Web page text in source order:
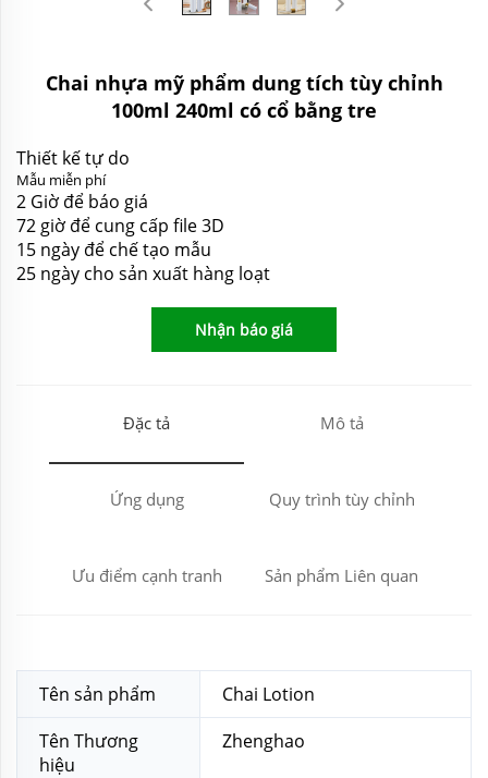
Chai nhựa mỹ phẩm dung tích tùy chỉnh
100ml 240ml có cổ bằng tre
Thiết kế tự do
Mẫu miễn phí
2 Giờ để báo giá
72 giờ để cung cấp file 3D
15 ngày để chế tạo mẫu
25 ngày cho sản xuất hàng loạt
Nhận báo giá
Đặc tả Mô tả
Ứng dụng Quy trình tùy chỉnh
Ưu điểm cạnh tranh Sản phẩm Liên quan
Tên sản phẩm
Chai Lotion
Tên Thương
hiệu
Zhenghao